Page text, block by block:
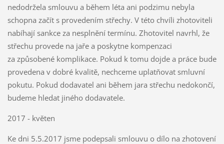
nedodržela smlouvu a během léta ani podzimu nebyla
schopna začít s provedením střechy. V této chvíli zhotoviteli
nabíhají sankce za nesplnění termínu. Zhotovitel navrhl, že
střechu provede na jaře a poskytne kompenzaci
za způsobené komplikace. Pokud k tomu dojde a práce bude
provedena v dobré kvalitě, nechceme uplatňovat smluvní
pokutu. Pokud dodavatel ani během jara střechu nedokončí,
budeme hledat jiného dodavatele.
2017 - květen
Ke dni 5.5.2017 jsme podepsali smlouvu o dílo na zhotovení